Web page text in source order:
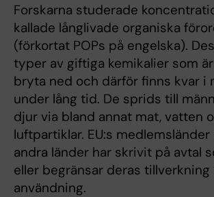
Forskarna studerade
kallade långlivade organiska
(förkortat POPs på engelska).
typer av giftiga kemikalier som
bryta ned och därför finns kvar i
under lång tid. De sprids till
djur via bland annat mat, vatten
luftpartiklar. EU:s
andra länder har skrivit på avtal
eller begränsar deras tillverkning
användning.